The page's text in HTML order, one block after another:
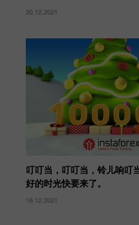
30.12.2021
叮叮当，叮叮当，铃儿响叮
好的时光快要来了。
16.12.2021